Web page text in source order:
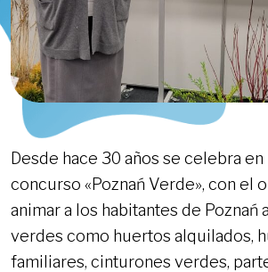
Desde hace 30 años se celebra en
concurso «Poznań Verde», con el
animar a los habitantes de Poznań
verdes como huertos alquilados,
familiares, cinturones verdes,